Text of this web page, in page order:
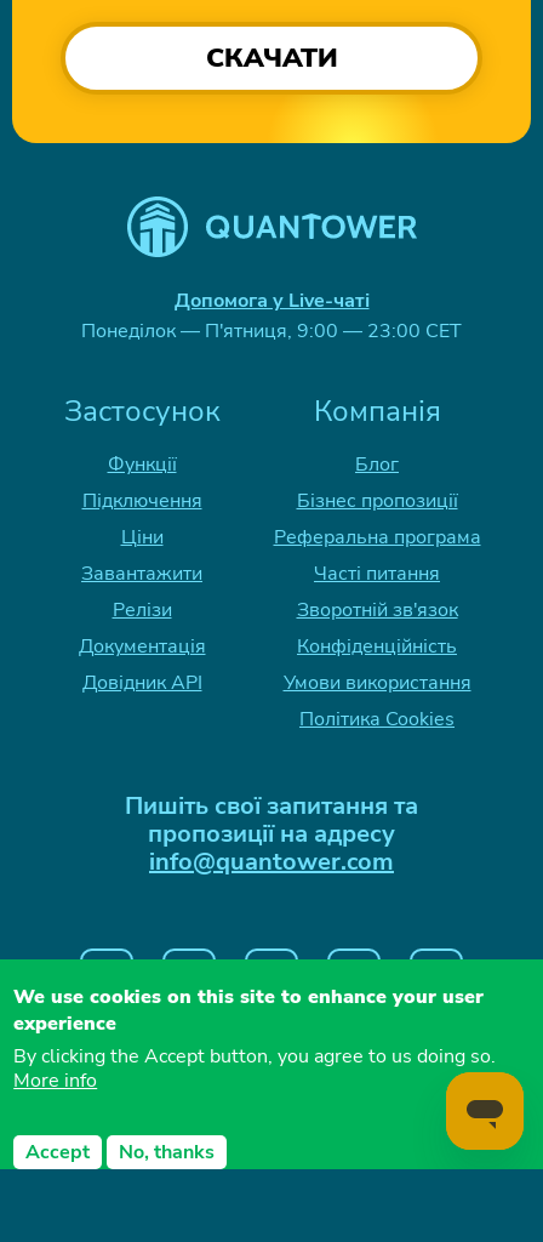
СКАЧАТИ
Допомога у Live-чаті
Понеділок — П'ятниця, 9:00 — 23:00 CET
Застосунок
Функції
Підключення
Ціни
Завантажити
Релізи
Документація
Довідник API
Компанія
Блог
Бізнес пропозиції
Реферальна програма
Часті питання
Зворотній зв'язок
Конфіденційність
Умови використання
Політика Cookies
Пишіть свої запитання та
пропозиції на адресу
info@quantower.com
QUANTOWER WEST LTD, 311, Shoreham str.,
Sheffield, Yorkshire, S2 4FA, England
We use cookies on this site to enhance your user
experience
By clicking the Accept button, you agree to us doing so.
More info
Accept No, thanks